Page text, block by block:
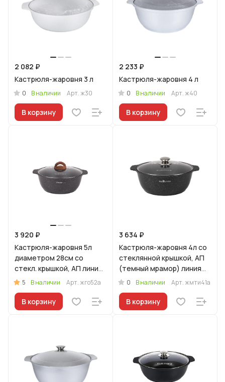
2 082 ₽
Кастрюля-жаровня 3 л
0 В наличии Арт.ж30
В корзину
2 233 ₽
Кастрюля-жаровня 4 л
0 В наличии Арт.ж40
В корзину
3 920 ₽
Кастрюля-жаровня 5л
диаметром 28см со
стекл. крышкой, АП линия
"Гранит Ультра"
5 В наличии Арт.жго52а
В корзину
3 634 ₽
Кастрюля-жаровня 4л со
стеклянной крышкой, АП
(темный мрамор) линия
"Мраморная
0 В наличии Арт.жмти41а
В корзину